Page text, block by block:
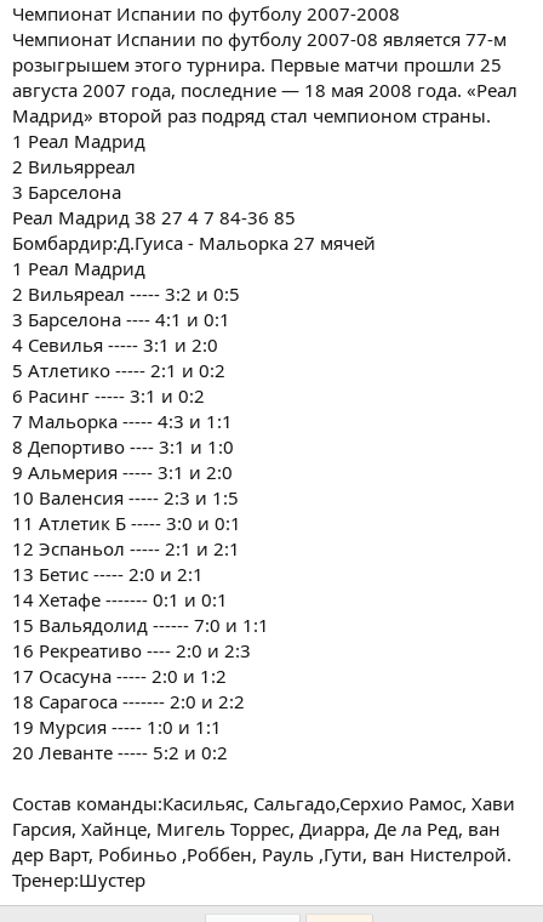
Чемпионат Испании по футболу 2007-2008
Чемпионат Испании по футболу 2007-08 является 77-м
розыгрышем этого турнира. Первые матчи прошли 25
августа 2007 года, последние — 18 мая 2008 года. «Реал
Мадрид» второй раз подряд стал чемпионом страны.
1 Реал Мадрид
2 Вильярреал
3 Барселона
Реал Мадрид 38 27 4 7 84-36 85
Бомбардир:Д.Гуиса - Мальорка 27 мячей
1 Реал Мадрид
2 Вильяреал ----- 3:2 и 0:5
3 Барселона ---- 4:1 и 0:1
4 Севилья ----- 3:1 и 2:0
5 Атлетико ----- 2:1 и 0:2
6 Расинг ----- 3:1 и 0:2
7 Мальорка ----- 4:3 и 1:1
8 Депортиво ---- 3:1 и 1:0
9 Альмерия ----- 3:1 и 2:0
10 Валенсия ----- 2:3 и 1:5
11 Атлетик Б ----- 3:0 и 0:1
12 Эспаньол ----- 2:1 и 2:1
13 Бетис ----- 2:0 и 2:1
14 Хетафе ------- 0:1 и 0:1
15 Вальядолид ------ 7:0 и 1:1
16 Рекреативо ---- 2:0 и 2:3
17 Осасуна ----- 2:0 и 1:2
18 Сарагоса ------- 2:0 и 2:2
19 Мурсия ----- 1:0 и 1:1
20 Леванте ----- 5:2 и 0:2
Состав команды:Касильяс, Сальгадо,Серхио Рамос, Хави
Гарсия, Хайнце, Мигель Торрес, Диарра, Де ла Ред, ван
дер Варт, Робиньо ,Роббен, Рауль ,Гути, ван Нистелрой.
Тренер:Шустер